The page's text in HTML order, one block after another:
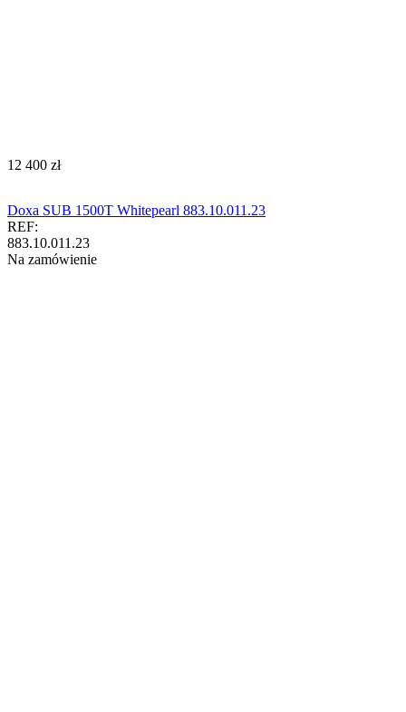
‍12 400‍ zł
Doxa SUB 1500T Whitepearl 883.10.011.23
REF:
883.10.011.23
Na zamówienie